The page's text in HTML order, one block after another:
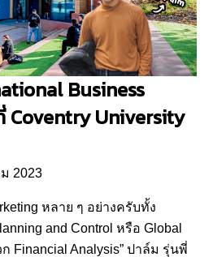
Business
Coventry University
2023
หลาย ๆ อย่างครับทั้ง
and Control หรือ Global
Financial Analysis” ปาล์ม รุ่นพี่